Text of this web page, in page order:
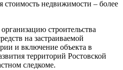
недвижимости – более
строительства
на застраиваемой
и включение объекта в
территорий Ростовской
следкоме.